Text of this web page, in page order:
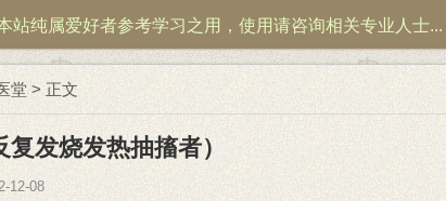
站纯属爱好者参考学习之用，使用请咨询相关专业人士...
堂> 正文
发烧发热抽搐者）
12-08